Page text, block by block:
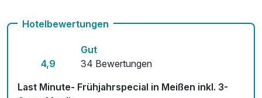
Hotelbewertungen
4,9
Gut
34 Bewertungen
Last Minute- Frühjahrspecial in Meißen inkl. 3-